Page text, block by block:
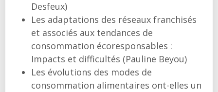
Desfeux)
Les adaptations des réseaux franchisés
et associés aux tendances de
consommation écoresponsables :
Impacts et difficultés (Pauline Beyou)
Les évolutions des modes de
consommation alimentaires ont-elles un